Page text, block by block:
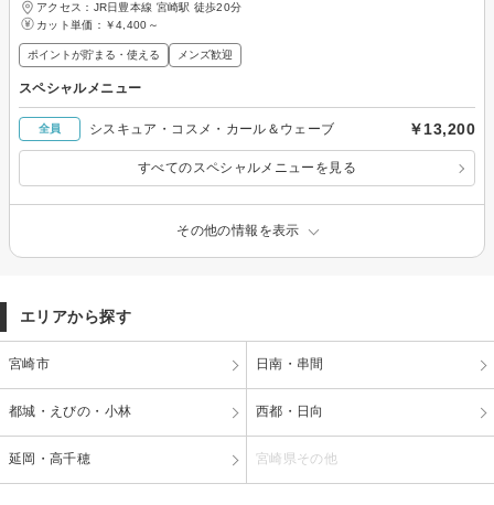
アクセス：JR日豊本線 宮崎駅 徒歩20分
カット単価： ￥4,400～
ポイントが貯まる・使える メンズ歓迎
スペシャルメニュー
全員 シスキュア・コスメ・カール＆ウェーブ ￥13,200
すべてのスペシャルメニューを見る
その他の情報を表示
エリアから探す
宮崎市 日南・串間
都城・えびの・小林 西都・日向
延岡・高千穂 宮崎県その他